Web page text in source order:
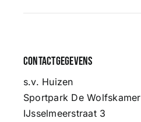
Contactgegevens
s.v. Huizen
Sportpark De Wolfskamer
IJsselmeerstraat 3